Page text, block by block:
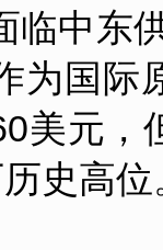
临中东
为国际
美元
史高位